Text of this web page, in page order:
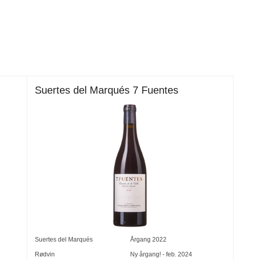
Suertes del Marqués 7 Fuentes
Suertes del Marqués Årgang 2022
Rødvin Ny årgang! - feb. 2024